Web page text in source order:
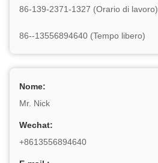
86-139-2371-1327 (Orario di lavoro)
86--13556894640 (Tempo libero)
Nome:
Mr. Nick
Wechat:
+8613556894640